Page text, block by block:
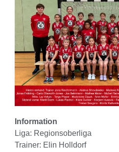
Information
Liga: Regionsoberliga
Trainer: Elin Holldorf